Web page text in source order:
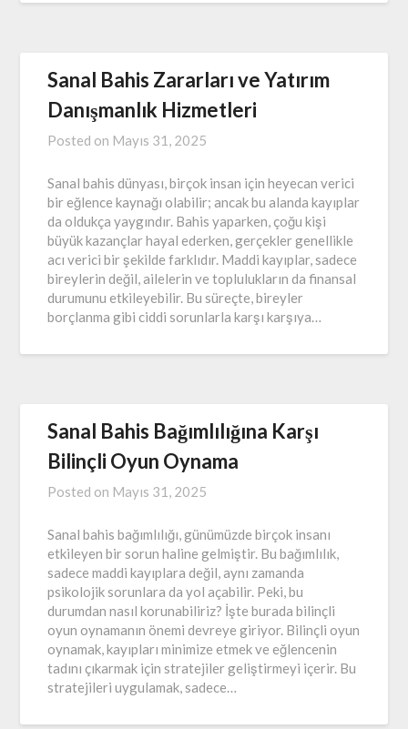
Sanal Bahis Zararları ve Yatırım
Danışmanlık Hizmetleri
Posted on Mayıs 31, 2025
Sanal bahis dünyası, birçok insan için heyecan verici
bir eğlence kaynağı olabilir; ancak bu alanda kayıplar
da oldukça yaygındır. Bahis yaparken, çoğu kişi
büyük kazançlar hayal ederken, gerçekler genellikle
acı verici bir şekilde farklıdır. Maddi kayıplar, sadece
bireylerin değil, ailelerin ve toplulukların da finansal
durumunu etkileyebilir. Bu süreçte, bireyler
borçlanma gibi ciddi sorunlarla karşı karşıya…
Sanal Bahis Bağımlılığına Karşı
Bilinçli Oyun Oynama
Posted on Mayıs 31, 2025
Sanal bahis bağımlılığı, günümüzde birçok insanı
etkileyen bir sorun haline gelmiştir. Bu bağımlılık,
sadece maddi kayıplara değil, aynı zamanda
psikolojik sorunlara da yol açabilir. Peki, bu
durumdan nasıl korunabiliriz? İşte burada bilinçli
oyun oynamanın önemi devreye giriyor. Bilinçli oyun
oynamak, kayıpları minimize etmek ve eğlencenin
tadını çıkarmak için stratejiler geliştirmeyi içerir. Bu
stratejileri uygulamak, sadece…